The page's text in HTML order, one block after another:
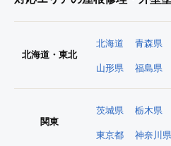
北海道・東北
北海道 青森県
山形県 福島県
関東
茨城県 栃木県
東京都 神奈川県